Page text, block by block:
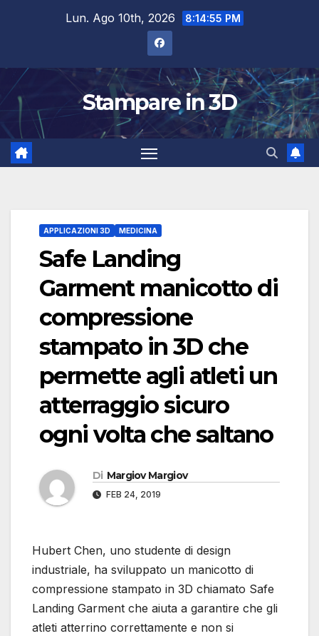
Lun. Ago 10th, 2026 8:14:56 PM
Stampare in 3D
APPLICAZIONI 3D MEDICINA
Safe Landing
Garment manicotto di
compressione
stampato in 3D che
permette agli atleti un
atterraggio sicuro
ogni volta che saltano
Di Margiov Margiov
FEB 24, 2019
Hubert Chen, uno studente di design
industriale, ha sviluppato un manicotto di
compressione stampato in 3D chiamato Safe
Landing Garment che aiuta a garantire che gli
atleti atterrino correttamente e non si